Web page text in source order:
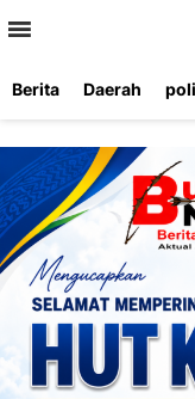
Berita Daerah